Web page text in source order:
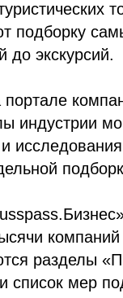
подборку
до экскурсий.
портале
индустрии
разделы
список мер